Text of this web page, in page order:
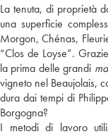
La tenuta, di proprietà
una superficie
Morgon, Chénas,
“Clos de Loyse”.
la prima delle grandi
vigneto nel Beaujolais,
dura dai tempi di
Borgogna?
I metodi di lavoro